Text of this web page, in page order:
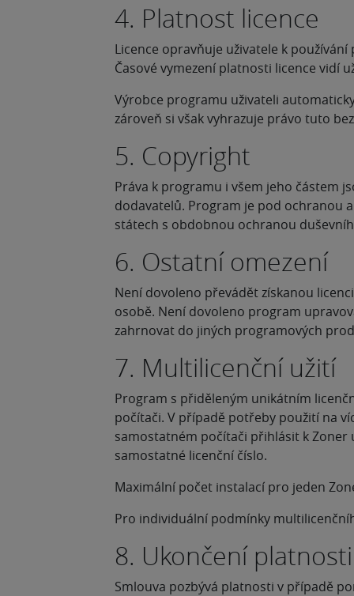
4. Platnost licence
Licence opravňuje uživatele k
Časové vymezení platnosti licence vidí
Výrobce programu uživateli
zároveň si však vyhrazuje právo tuto
5. Copyright
Práva k programu i všem jeho částem
dodavatelů. Program je pod ochranou
státech s obdobnou ochranou
6. Ostatní omezení
Není dovoleno převádět získanou
osobě. Není dovoleno program
zahrnovat do jiných programových
7. Multilicenční užití
Program s přiděleným unikátním
počítači. V případě potřeby použití na
samostatném počítači přihlásit k Zoner
samostatné licenční číslo.
Maximální počet instalací pro jeden
Pro individuální podmínky
8. Ukončení
Smlouva pozbývá platnosti v případě